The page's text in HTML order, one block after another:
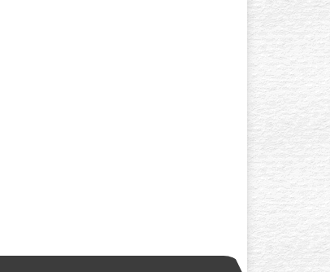
GÖZ ÇEVRESI KIRIŞIKLIK
YAŞINDA BAŞLAR? AÇIK